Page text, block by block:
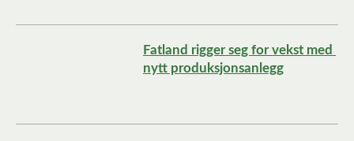
Fatland rigger seg for vekst med
nytt produksjonsanlegg